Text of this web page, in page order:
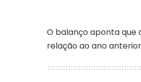
O balanço aponta que
relação ao ano